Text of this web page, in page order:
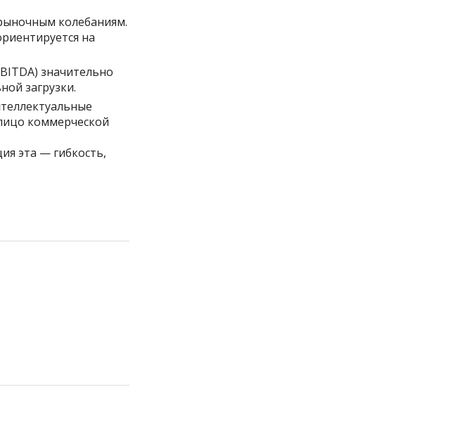
колебаниям.
на
значительно
загрузки.
коммерческой
эта — гибкость,